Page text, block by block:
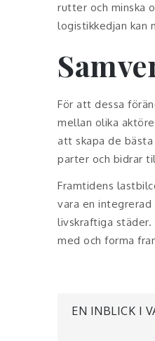
rutter och minska
logistikkedjan kan
För att dessa
mellan olika
att skapa de bästa
parter och bidrar
Framtidens
vara en
livskraftiga
med och forma
EN INBLICK I